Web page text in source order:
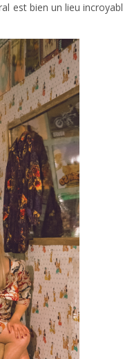
est bien un lieu